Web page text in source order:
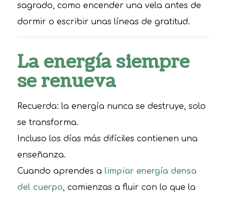
sagrado, como encender una vela antes de
dormir o escribir unas líneas de gratitud.
La energía siempre
se renueva
Recuerda: la energía nunca se destruye, solo
se transforma.
Incluso los días más difíciles contienen una
enseñanza.
Cuando aprendes a limpiar energía densa
del cuerpo , comienzas a fluir con lo que la